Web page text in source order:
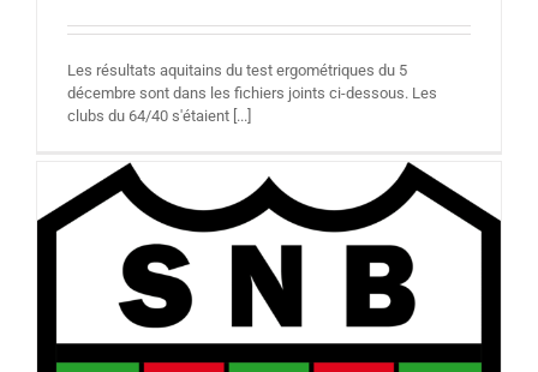
Les résultats aquitains du test ergométriques du 5
décembre sont dans les fichiers joints ci-dessous. Les
clubs du 64/40 s'étaient [...]